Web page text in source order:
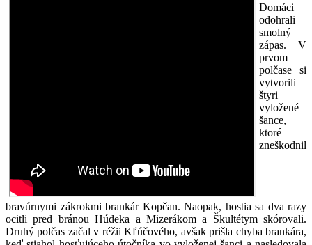
Domáci
odohrali
smolný
zápas. V
prvom
polčase si
vytvorili
štyri
vyložené
šance,
ktoré
zneškodnil
bravúrnymi zákrokmi brankár Kopčan. Naopak, hostia sa dva razy
ocitli pred bránou Húdeka a Mizerákom a Škultétym skórovali.
Druhý polčas začal v réžii Kľúčového, avšak prišla chyba brankára,